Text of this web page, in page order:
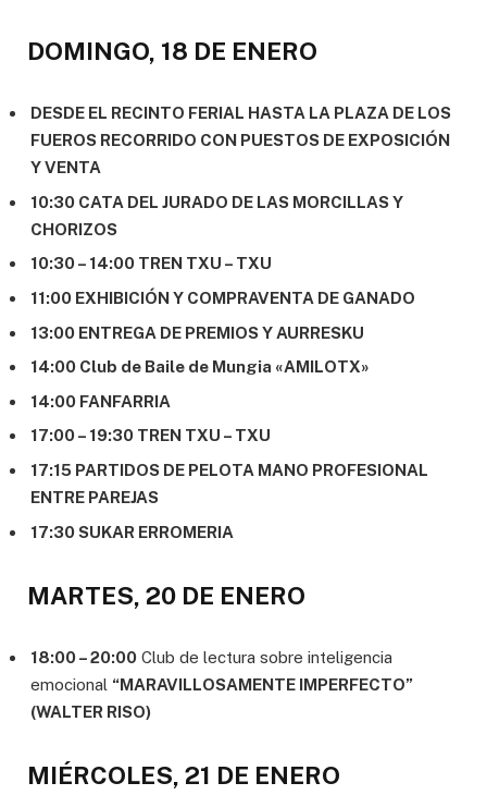
DOMINGO, 18 DE ENERO
DESDE EL RECINTO FERIAL HASTA LA PLAZA DE LOS
FUEROS RECORRIDO CON PUESTOS DE EXPOSICIÓN
Y VENTA
10:30 CATA DEL JURADO DE LAS MORCILLAS Y
CHORIZOS
10:30 – 14:00 TREN TXU – TXU
11:00 EXHIBICIÓN Y COMPRAVENTA DE GANADO
13:00 ENTREGA DE PREMIOS Y AURRESKU
14:00 Club de Baile de Mungia «AMILOTX»
14:00 FANFARRIA
17:00 – 19:30 TREN TXU – TXU
17:15 PARTIDOS DE PELOTA MANO PROFESIONAL
ENTRE PAREJAS
17:30 SUKAR ERROMERIA
MARTES, 20 DE ENERO
18:00 – 20:00 Club de lectura sobre inteligencia
emocional “MARAVILLOSAMENTE IMPERFECTO”
(WALTER RISO)
MIÉRCOLES, 21 DE ENERO